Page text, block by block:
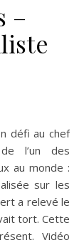
–
l’un des
au monde :
sur les
a relevé le
tort. Cette
Vidéo